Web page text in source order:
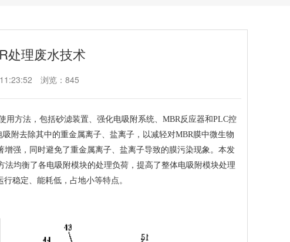
处理废水技术
浏览：845
用方法，包括砂滤装置、强化电吸附系统、MBR反应器和PLC控
附去除其中的重金属离子、盐离子，以减轻对MBR膜中微生物
强，同时避免了重金属离子、盐离子导致的膜污染现象。本发
均衡了各电吸附模块的处理负荷，提高了整体电吸附模块处理
稳定、能耗低，占地小等特点。